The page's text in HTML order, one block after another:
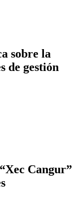
sobre la
de gestión
Cangur”